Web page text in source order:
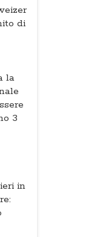
di
la
3
in